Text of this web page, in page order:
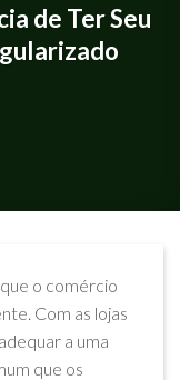
de Ter Seu
o comércio
Com as lojas
a uma
que os